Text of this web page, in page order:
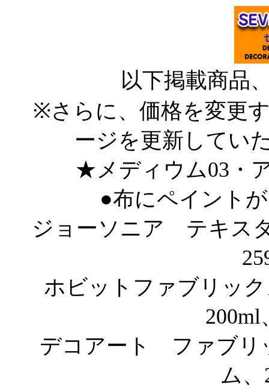
以下掲載商品
※さらに、価格を変更
ージを更新してい
★メディウム03・
●布にペイント
ジョーソニア テキス
ホビットファブリッ
200ml
デコアート ファブリ
ム、